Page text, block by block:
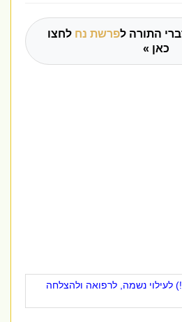
התורה לפרשת נחלחצו
כאן »
נשמה, לרפואה ולהצלחה